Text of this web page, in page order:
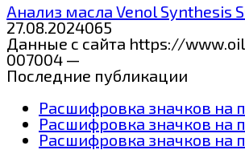
Анализ масла Venol Synthesis
27.08.2024065
Данные с сайта https://
007004 —
Последние публикации
Расшифровка значков на
Расшифровка значков на
Расшифровка значков на